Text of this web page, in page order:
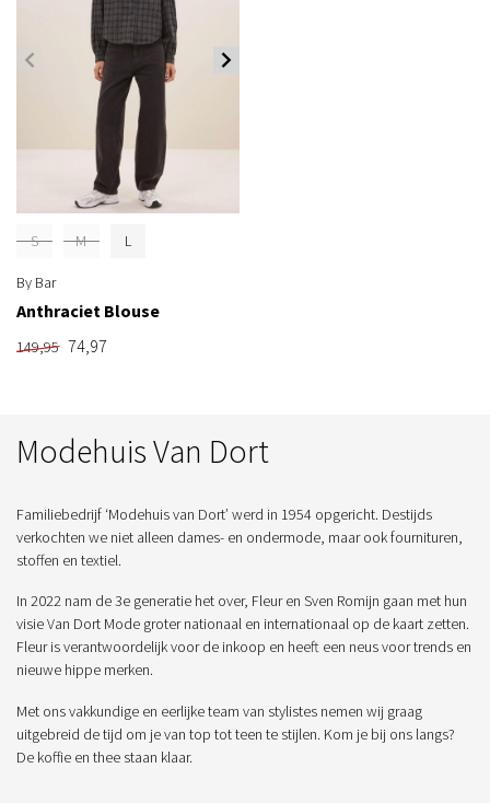
S M L
By Bar
Anthraciet Blouse
149,95 74,97
Modehuis Van Dort
Familiebedrijf ‘Modehuis van Dort’ werd in 1954 opgericht. Destijds
verkochten we niet alleen dames- en ondermode, maar ook fournituren,
stoffen en textiel.
In 2022 nam de 3e generatie het over, Fleur en Sven Romijn gaan met hun
visie Van Dort Mode groter nationaal en internationaal op de kaart zetten.
Fleur is verantwoordelijk voor de inkoop en heeft een neus voor trends en
nieuwe hippe merken.
Met ons vakkundige en eerlijke team van stylistes nemen wij graag
uitgebreid de tijd om je van top tot teen te stijlen. Kom je bij ons langs?
De koffie en thee staan klaar.